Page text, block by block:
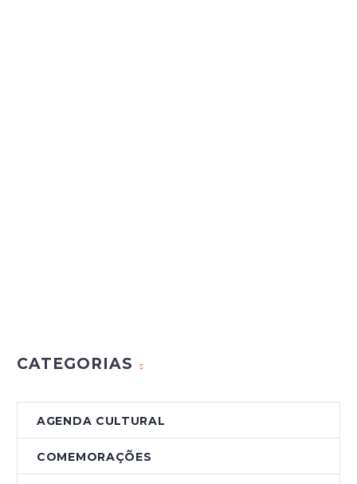
CATEGORIAS
AGENDA CULTURAL
COMEMORAÇÕES